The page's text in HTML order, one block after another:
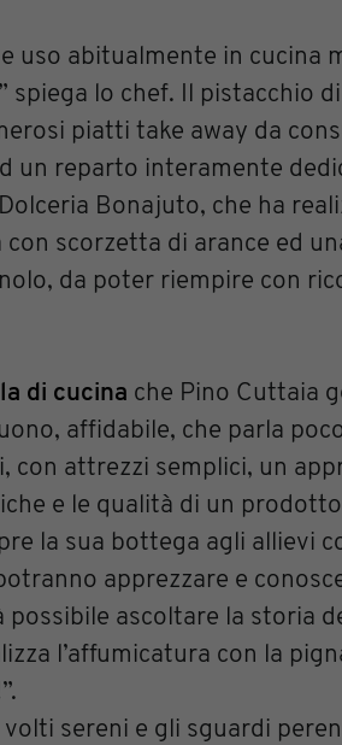
uso abitualmente in cucina
lo chef. Il pistacchio
piatti take away da
un reparto interamente
Bonajuto, che ha
scorzetta di arance ed
da poter riempire con
di cucina che Pino Cuttaia
affidabile, che parla
con attrezzi semplici, un
e le qualità di un
la sua bottega agli allievi
apprezzare e
ascoltare la storia
l’affumicatura con la
sereni e gli sguardi